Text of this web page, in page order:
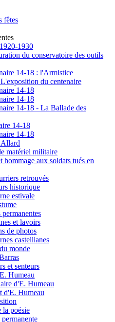
fêtes
1930
du conservatoire des outils
14-18 : l'Armistice
du centenaire
14-18
14-18
14-18 - La Ballade des
14-18
14-18
matériel militaire
hommage aux soldats tués en
retrouvés
historique
estivale
et lavoirs
de photos
castellianes
monde
et senteurs
Humeau
d'E. Humeau
d'E. Humeau
la poésie